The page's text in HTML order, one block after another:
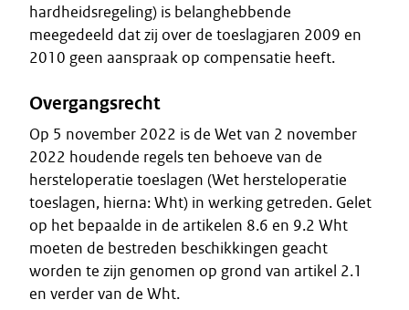
hardheidsregeling) is belanghebbende
meegedeeld dat zij over de toeslagjaren 2009 en
2010 geen aanspraak op compensatie heeft.
Overgangsrecht
Op 5 november 2022 is de Wet van 2 november
2022 houdende regels ten behoeve van de
hersteloperatie toeslagen (Wet hersteloperatie
toeslagen, hierna: Wht) in werking getreden. Gelet
op het bepaalde in de artikelen 8.6 en 9.2 Wht
moeten de bestreden beschikkingen geacht
worden te zijn genomen op grond van artikel 2.1
en verder van de Wht.